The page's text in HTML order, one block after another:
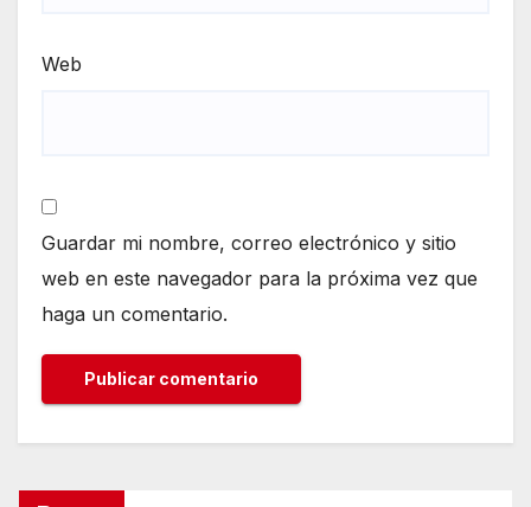
Web
Guardar mi nombre, correo electrónico y sitio
web en este navegador para la próxima vez que
haga un comentario.